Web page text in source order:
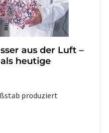
aus der Luft –
heutige
produziert